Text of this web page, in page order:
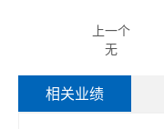
上一个
无
相关业绩